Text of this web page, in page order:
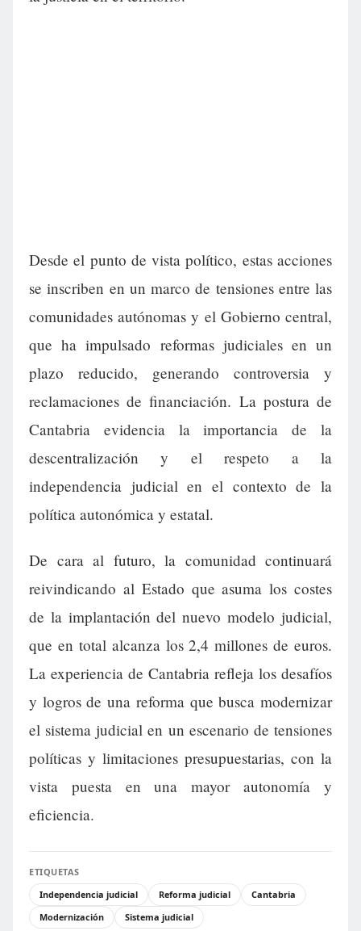
Desde el punto de vista político, estas acciones
se inscriben en un marco de tensiones entre las
comunidades autónomas y el Gobierno central,
que ha impulsado reformas judiciales en un
plazo reducido, generando controversia y
reclamaciones de financiación. La postura de
Cantabria evidencia la importancia de la
descentralización y el respeto a la
independencia judicial en el contexto de la
política autonómica y estatal.
De cara al futuro, la comunidad continuará
reivindicando al Estado que asuma los costes
de la implantación del nuevo modelo judicial,
que en total alcanza los 2,4 millones de euros.
La experiencia de Cantabria refleja los desafíos
y logros de una reforma que busca modernizar
el sistema judicial en un escenario de tensiones
políticas y limitaciones presupuestarias, con la
vista puesta en una mayor autonomía y
eficiencia.
ETIQUETAS
Independencia judicial
Reforma judicial
Cantabria
Modernización
Sistema judicial